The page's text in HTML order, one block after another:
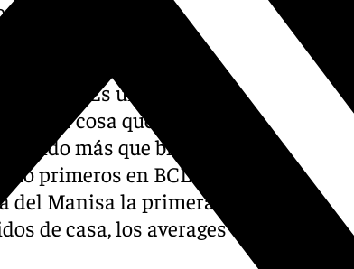
piscina. Estás
y estás pagando
la casa porque
pagar. Es una cosa
una cosa que
más que bien.
primeros en BCL
del Manisa la primera
de casa, los averages